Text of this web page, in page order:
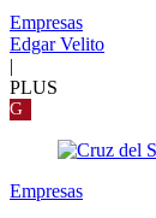
Empresas
Edgar Velito
|
PLUS
G
Empresas